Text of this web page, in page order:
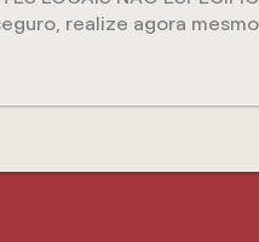
realize agora